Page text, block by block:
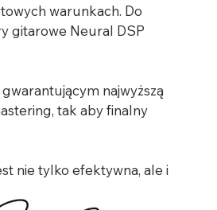
warunkach. Do
gitarowe Neural DSP
najwyższą
tak aby finalny
nie tylko efektywna, ale i